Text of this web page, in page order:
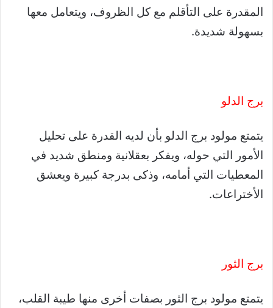
المقدرة على التأقلم مع كل الظروف، ويتعامل معها
بسهولة شديدة.
برج الدلو
يتمتع مولود برج الدلو بأن لديه القدرة على تحليل
الأمور التي حوله، ويفكر بعقلانية ومنطق شديد في
المعطيات التي أمامه، وذكى بدرجة كبيرة ويعشق
الأختراعات.
برج الثور
يتمتع مولود برج الثور بصفات أخرى منها طيبة القلب،